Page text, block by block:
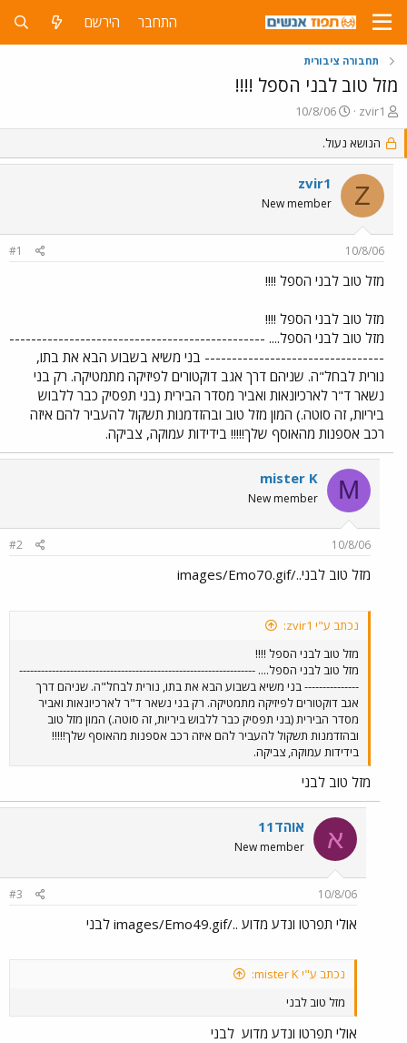
התחבר הירשם
תחבורה ציבורית
מזל טוב לבני הספל !!!!
פ
ו
ת
ח
נ
zvir1
פ
ו
ר
ס
ך
10/8/06
הנושא נעול.
Z
zvir1
New member
10/8/06
#1
מזל טוב לבני הספל !!!!
מזל טוב לבני הספל !!!!
מזל טוב לבני הספל.... -----------------------------------------------
--------------------------------- בני משיא בשבוע הבא את בתו,
נורית לבחל"ה. שניהם דרך אגב דוקטורים לפיזיקה מתמטיקה. רק בני
נשאר ד"ר לארכיונאות ואביר מסדר הבירית (בני תפסיק כבר ללבוש
ביריות, זה סוטה.) המון מזל טוב ובהזדמנות תשקול להעביר להם איזה
רכב אספנות מהאוסף שלך!!!!! בידידות עמוקה, צביקה.
M
mister K
New member
10/8/06
#2
מזל טוב לבני../images/Emo70.gif
נכתב ע"י zvir1:
מזל טוב לבני הספל !!!!
מזל טוב לבני הספל.... -----------------------------------------------------------------
--------------- בני משיא בשבוע הבא את בתו, נורית לבחל"ה. שניהם דרך
אגב דוקטורים לפיזיקה מתמטיקה. רק בני נשאר ד"ר לארכיונאות ואביר
מסדר הבירית (בני תפסיק כבר ללבוש ביריות, זה סוטה.) המון מזל טוב
ובהזדמנות תשקול להעביר להם איזה רכב אספנות מהאוסף שלך!!!!!
בידידות עמוקה, צביקה.
מזל טוב לבני
א אוהד11
New member
10/8/06
#3
אולי תפרטו ונדע מדוע ../images/Emo49.gif לבני
נכתב ע"י mister K:
מזל טוב לבני
אולי תפרטו ונדע מדוע לבני